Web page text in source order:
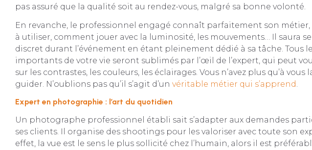
pas assuré que la qualité soit au rendez-vous, malgré sa bonne volonté.
En revanche, le professionnel engagé connaît parfaitement son métier,
à utiliser, comment jouer avec la luminosité, les mouvements… Il saura
discret durant l’événement en étant pleinement dédié à sa tâche. Tous
importants de votre vie seront sublimés par l’œil de l’expert, qui peut
sur les contrastes, les couleurs, les éclairages. Vous n’avez plus qu’à vous
guider. N’oublions pas qu’il s’agit d’un véritable métier qui s’apprend.
Expert en photographie : l’art du quotidien
Un photographe professionnel établi sait s’adapter aux demandes
ses clients. Il organise des shootings pour les valoriser avec toute son
effet, la vue est le sens le plus sollicité chez l’humain, alors il est